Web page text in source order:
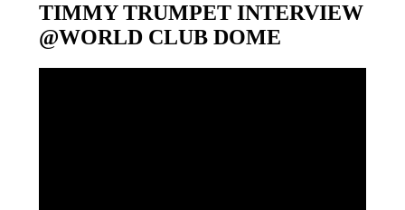
TIMMY TRUMPET INTERVIEW
@WORLD CLUB DOME